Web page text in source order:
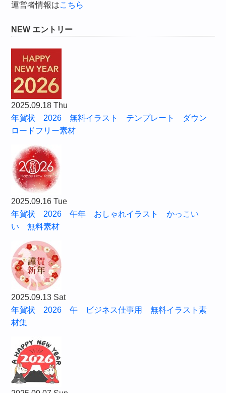
運営者情報はこちら
NEW エントリー
2025.09.18 Thu
年賀状 2026 無料イラスト テンプレート ダウン
ロードフリー素材
2025.09.16 Tue
年賀状 2026 午年 おしゃれイラスト かっこい
い 無料素材
2025.09.13 Sat
年賀状 2026 午 ビジネス仕事用 無料イラスト素
材集